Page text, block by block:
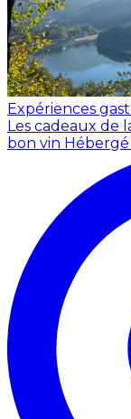
Expériences
Les cadeaux de
bon vin Hébergé